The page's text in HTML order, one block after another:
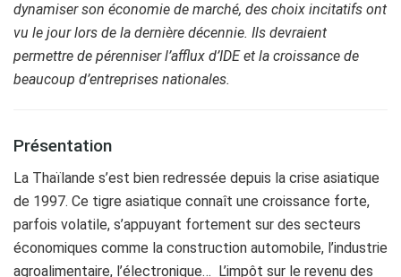
dynamiser son économie de marché, des choix incitatifs ont
vu le jour lors de la dernière décennie. Ils devraient
permettre de pérenniser l’afflux d’IDE et la croissance de
beaucoup d’entreprises nationales.
Présentation
La Thaïlande s’est bien redressée depuis la crise asiatique
de 1997. Ce tigre asiatique connaît une croissance forte,
parfois volatile, s’appuyant fortement sur des secteurs
économiques comme la construction automobile, l’industrie
agroalimentaire, l’électronique… L’impôt sur le revenu des